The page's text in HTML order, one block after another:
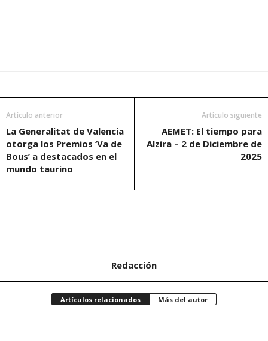
Artículo anterior
La Generalitat de Valencia
otorga los Premios ‘Va de
Bous’ a destacados en el
mundo taurino
Artículo siguiente
AEMET: El tiempo para
Alzira – 2 de Diciembre de
2025
Redacción
Artículos relacionados Más del autor